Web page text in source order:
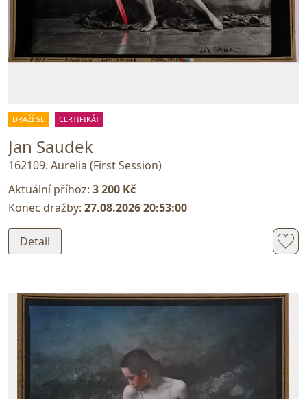
DRAŽÍ SE CERTIFIKÁT
Jan Saudek
162109. Aurelia (First Session)
Aktuální příhoz: 3 200 Kč
Konec dražby: 27.08.2026 20:53:00
Detail